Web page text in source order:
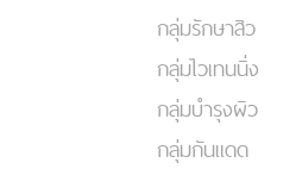
กลุ่มรักษาสิว
กลุ่มไวเทนนิ่ง
กลุ่มบำรุงผิว
กลุ่มกันแดด